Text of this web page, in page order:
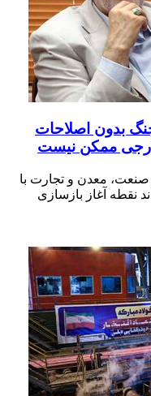
بدون اصلاحات
ممکن نیست
معدن و تجارت با
نقطه آغاز بازسازی